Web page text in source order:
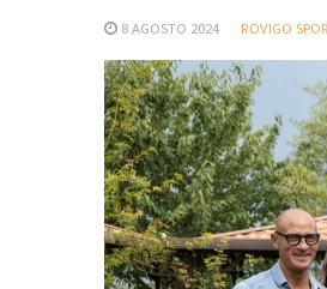
8 AGOSTO 2024 ROVIGO